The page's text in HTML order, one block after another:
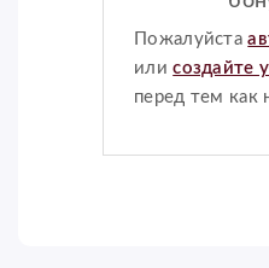
Пожалуйста
илисоздайте
перед тем как